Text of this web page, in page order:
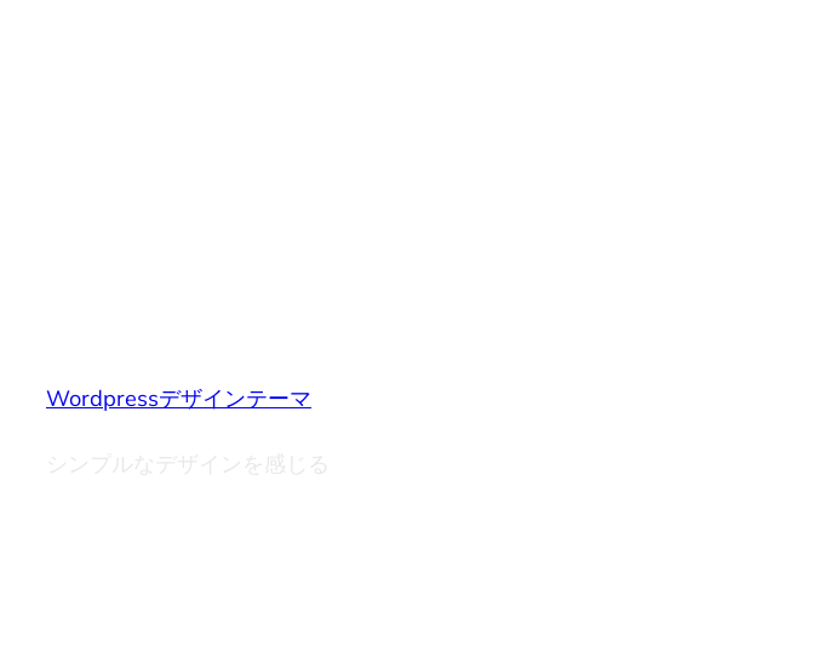
Wordpressデザインテーマ
シンプルなデザインを感じる